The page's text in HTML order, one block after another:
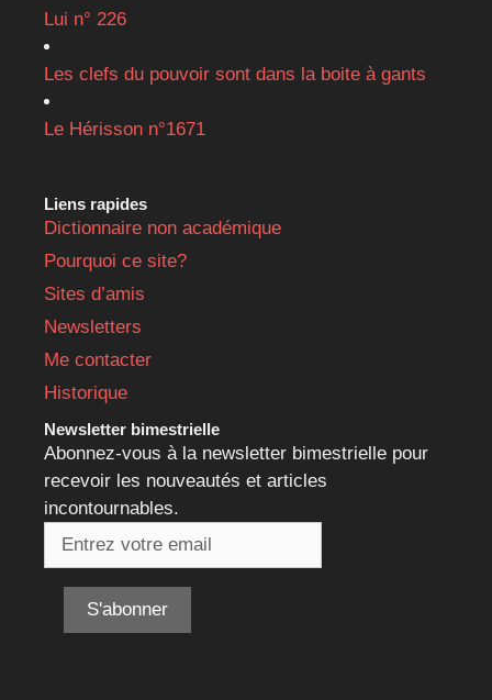
Lui n° 226
Les clefs du pouvoir sont dans la boite à gants
Le Hérisson n°1671
Liens rapides
Dictionnaire non académique
Pourquoi ce site?
Sites d’amis
Newsletters
Me contacter
Historique
Newsletter bimestrielle
Abonnez-vous à la newsletter bimestrielle pour
recevoir les nouveautés et articles
incontournables.